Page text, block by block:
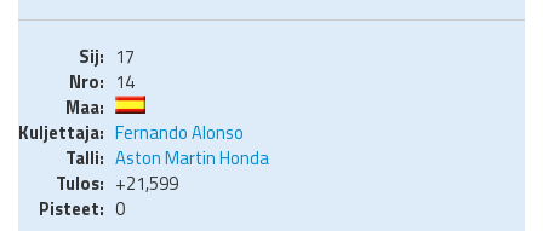
17
14
Fernando Alonso
Aston Martin Honda
+21,599
0